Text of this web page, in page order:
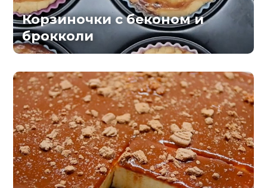
Корзиночки с беконом и
брокколи